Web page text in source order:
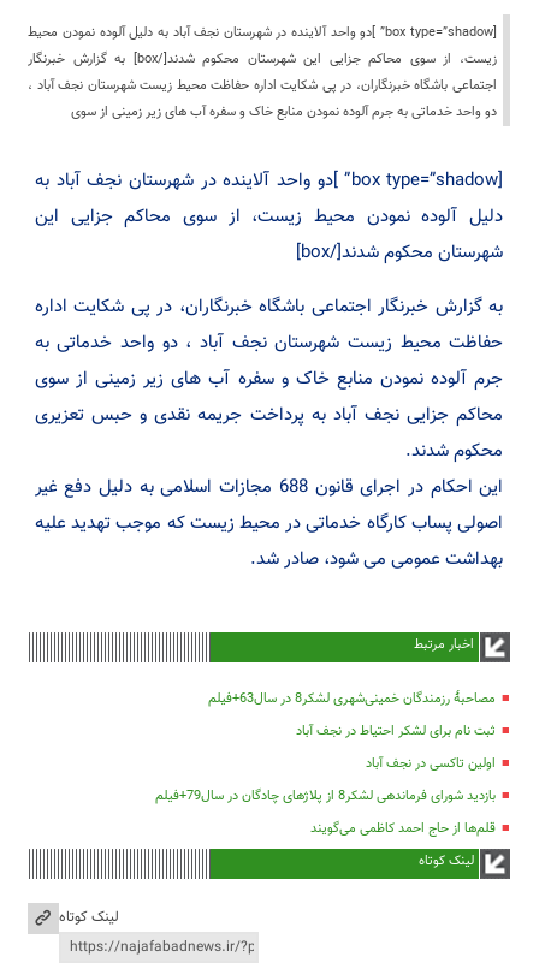
[box type=”shadow” ]دو واحد آلاینده در شهرستان نجف آباد به دلیل آلوده نمودن محیط
زیست، از سوی محاکم جزایی این شهرستان محکوم شدند[/box] به گزارش خبرنگار
اجتماعی باشگاه خبرنگاران، در پی شکایت اداره حفاظت محیط زیست شهرستان نجف آباد ،
دو واحد خدماتی به جرم آلوده نمودن منابع خاک و سفره آب های زیر زمینی از سوی
[box type=”shadow” ]دو واحد آلاینده در شهرستان نجف آباد به
دلیل آلوده نمودن محیط زیست، از سوی محاکم جزایی این
شهرستان محکوم شدند[/box]
به گزارش خبرنگار اجتماعی باشگاه خبرنگاران، در پی شکایت اداره
حفاظت محیط زیست شهرستان نجف آباد ، دو واحد خدماتی به
جرم آلوده نمودن منابع خاک و سفره آب های زیر زمینی از سوی
محاکم جزایی نجف آباد به پرداخت جریمه نقدی و حبس تعزیری
محکوم شدند.
این احکام در اجرای قانون 688 مجازات اسلامی به دلیل دفع غیر
اصولی پساب کارگاه خدماتی در محیط زیست که موجب تهدید علیه
بهداشت عمومی می شود، صادر شد.
اخبار مرتبط
مصاحبۀ رزمندگان خمینی‌شهری لشکر8 در سال63+فیلم
ثبت نام برای لشکر احتیاط در نجف آباد
اولین تاکسی در نجف آباد
بازدید شورای فرماندهی لشکر8 از پلاژهای چادگان در سال79+فیلم
قلم‌ها از حاج احمد کاظمی می‌گویند
لینک کوتاه
لینک کوتاه